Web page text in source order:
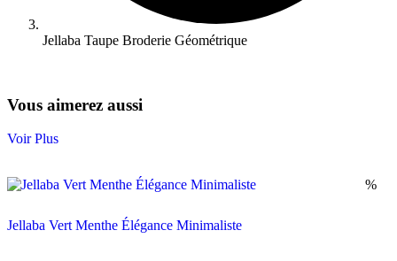
Jellaba Taupe Broderie Géométrique
Vous aimerez aussi
Voir Plus
%
Jellaba Vert Menthe Élégance Minimaliste